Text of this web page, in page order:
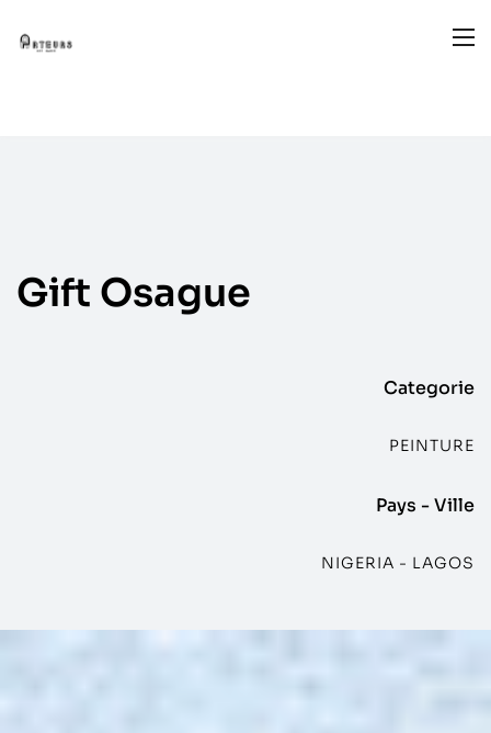
Gift Osague
Categorie
PEINTURE
Pays - Ville
NIGERIA - LAGOS